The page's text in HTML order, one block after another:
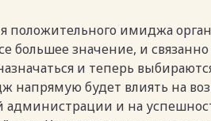
ИСТОЧНИКОВ 68
положительного имиджа
большее значение, и
и теперь
напрямую будет влиять на
и на